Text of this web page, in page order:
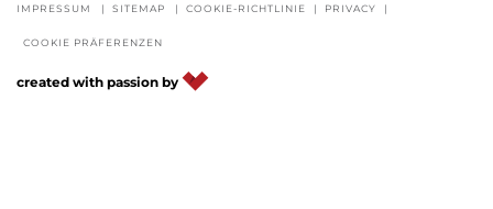
GUTSCHEINE FAQ - QUALITÄTSGARANTIE
IMPRESSUM | SITEMAP | COOKIE-RICHTLINIE | PRIVACY |
COOKIE PRÄFERENZEN
created with passion by